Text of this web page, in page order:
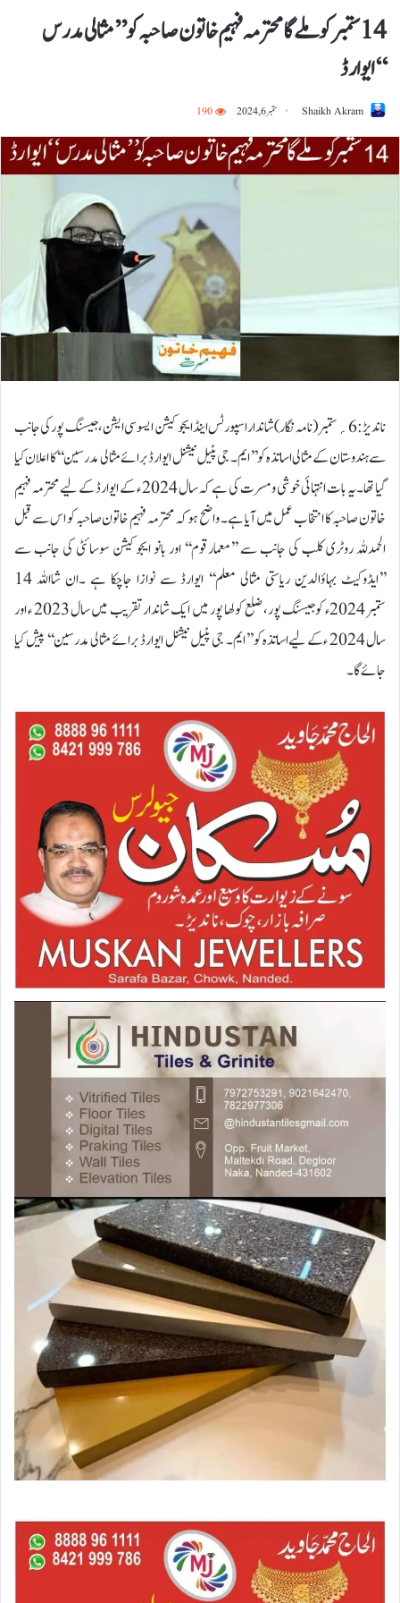
14ستمبر کو ملے گا محترمہ فہیم خاتون صاحبہ کو ’’مثالی مدرس
‘‘ایوارڈ
Shaikh Akram ستمبر 6, 2024 190
ناندیڑ:6؍ستمبر ( نامہ نگار) شاندار اسپورٹس اینڈ ایجوکیشن ایسوسی ایشن ، جیسنگ پور کی جانب
سے ہندوستان کے مثالی اساتذہ کو ’’ایم۔ جی پٹیل نیشنل ایوارڈ برائے مثالی مدرسین‘‘ کا اعلان کیا
گیا تھا۔یہ بات انتہائی خوشی ومسرت کی ہے کہ سال 2024 ء کے ایوارڈ کے لیے محترمہ فہیم
خاتون صاحبہ کا انتخاب عمل میں آیا ہے۔ واضح ہوکہ محترمہ فہیم خاتون صاحبہ کو اس سے قبل
الحمدللہ روٹری کلب کی جانب سے ’’معمارقوم‘‘ اور بانو ایجوکیشن سوسائٹی کی جانب سے
’’ایڈوکیٹ بہاؤالدین ریاستی مثالی معلم‘‘ ایوارڈ سے نوازا جاچکا ہے ۔ان شااللہ 14
ستمبر 2024ء کوجیسنگ پور، ضلع کولھا پور میں ایک شاندار تقریب میں سال 2023 ء اور
سال 2024 ءکے لیےاساتذہ کو ’’ایم۔ جی پٹیل نیشنل ایوارڈ برائے مثالی مدرسین‘‘ پیش کیا
جائے گا۔